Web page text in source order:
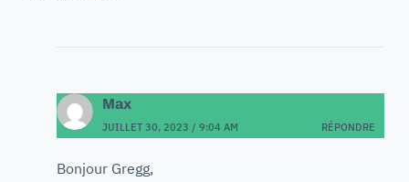
Max
JUILLET 30, 2023 / 9:04 AM RÉPONDRE
Bonjour Gregg,